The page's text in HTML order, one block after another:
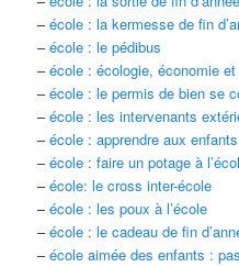
–école : la kermesse de fin
–école : le pédibus
–école : écologie, économie
–école : le permis de bien se
–école : les intervenants
–école : apprendre aux
–école : faire un potage à
–école: le cross inter-école
–école : les poux à l’école
–école : le cadeau de fin
–école aimée des enfants :